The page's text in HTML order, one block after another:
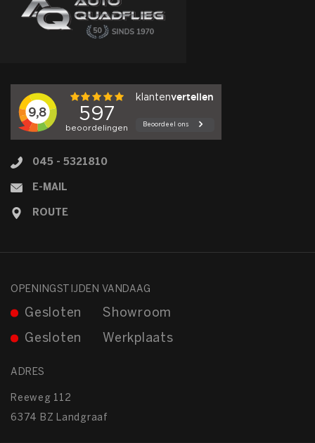
045 - 5321810
E-MAIL
ROUTE
OPENINGSTIJDEN VANDAAG
Showroom
Gesloten
Werkplaats
Gesloten
ADRES
Reeweg 112
6374 BZ Landgraaf